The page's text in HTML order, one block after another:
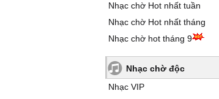
Nhạc chờ Hot nhất tuần
Nhạc chờ Hot nhất tháng
Nhạc chờ hot tháng 9
Nhạc chờ độc
Nhạc VIP